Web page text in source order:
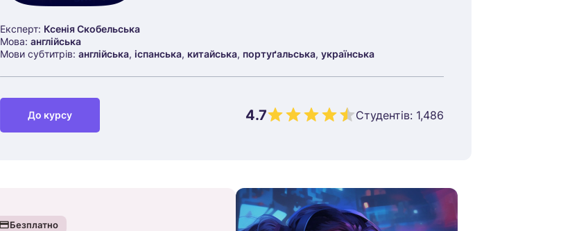
Експерт: Ксенія Скобельська
Мова: англійська
Мови субтитрів: англійська, іспанська, китайська, портуґальська, українська
До курсу 4.7 Студентів: 1,486
Безплатно